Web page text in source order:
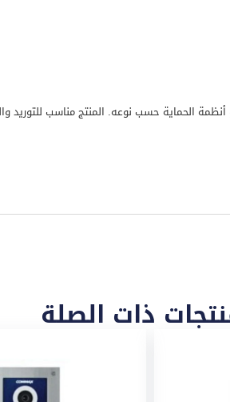
أنظمة الحماية حسب نوعه. المنتج مناسب للتوريد
ذات الصلة